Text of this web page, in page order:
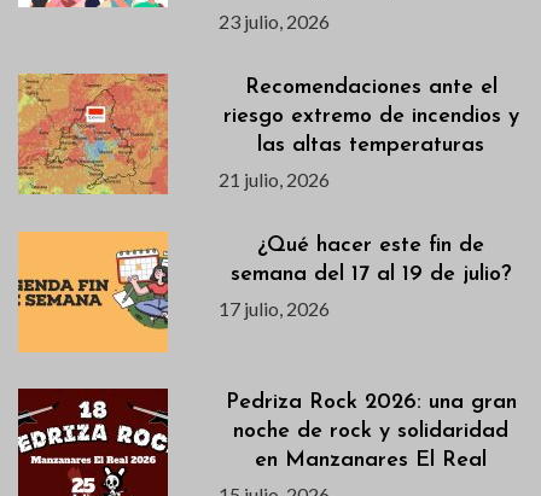
23 julio, 2026
Recomendaciones ante el
riesgo extremo de incendios y
las altas temperaturas
21 julio, 2026
¿Qué hacer este fin de
semana del 17 al 19 de julio?
17 julio, 2026
Pedriza Rock 2026: una gran
noche de rock y solidaridad
en Manzanares El Real